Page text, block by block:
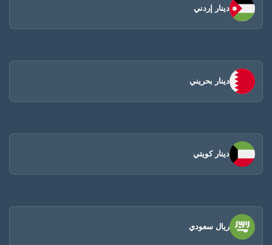
دينار إردني
دينار بحريني
دينار كويتي
ريال سعودي